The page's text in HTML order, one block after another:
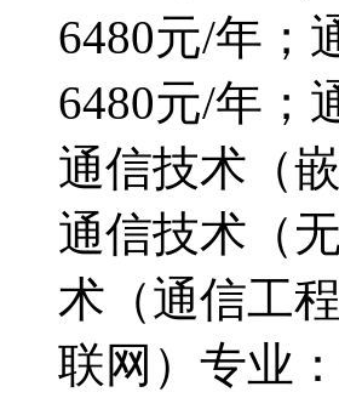
6480元/年；
6480元/年；
通信技术（
通信技术（
术（通信工
联网）专业